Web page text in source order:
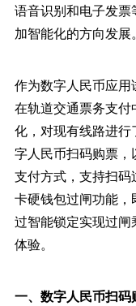
语音识别和电子发
加智能化的方向发展。
作为数字人民币应
在轨道交通票务支
化，对现有线路进
字人民币扫码购票，
支付方式，支持扫
卡硬钱包过闸功能
过智能锁定实现过
体验。
一、数字人民币扫